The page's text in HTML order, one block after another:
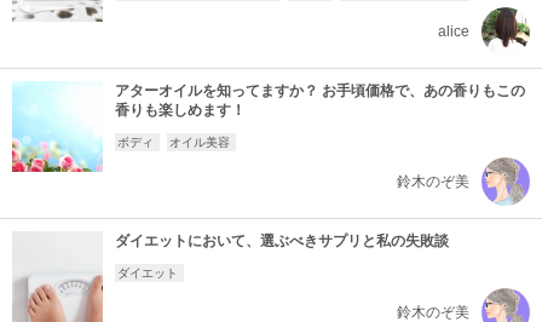
alice
アターオイルを知ってますか？ お手頃価格で、あの香りもこの
香りも楽しめます！
ボディ オイル美容
鈴木のぞ美
ダイエットにおいて、選ぶべきサプリと私の失敗談
ダイエット
鈴木のぞ美